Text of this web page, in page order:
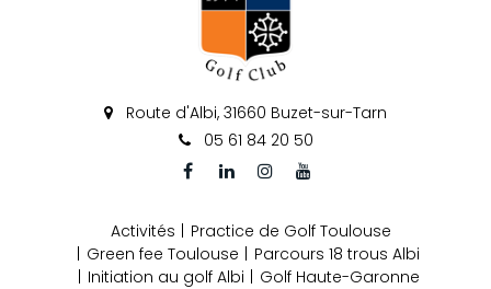
Route d'Albi, 31660 Buzet-sur-Tarn
05 61 84 20 50
Activités
Practice de Golf Toulouse
Green fee Toulouse
Parcours 18 trous Albi
Initiation au golf Albi
Golf Haute-Garonne